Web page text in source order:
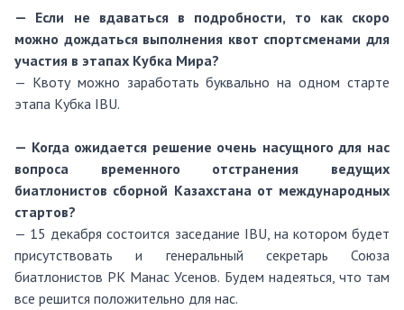
— Если не вдаваться в подробности, то как скоро
можно дождаться выполнения квот спортсменами для
участия в этапах Кубка Мира?
— Квоту можно заработать буквально на одном старте
этапа Кубка IBU.
— Когда ожидается решение очень насущного для нас
вопроса временного отстранения ведущих
биатлонистов сборной Казахстана от международных
стартов?
— 15 декабря состоится заседание IBU, на котором будет
присутствовать и генеральный секретарь Союза
биатлонистов РК Манас Усенов. Будем надеяться, что там
все решится положительно для нас.